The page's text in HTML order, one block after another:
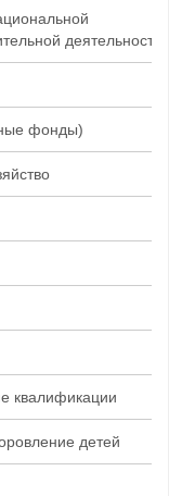
деятельности
фонды)
квалификации
детей